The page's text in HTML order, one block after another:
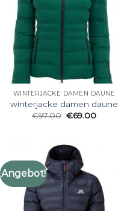
WINTERJACKE DAMEN DAUNE
winterjacke damen daune
€97.00 €69.00
Angebot!